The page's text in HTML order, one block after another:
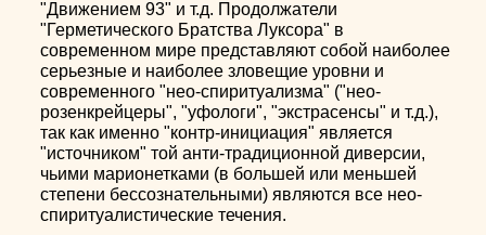
"Движением 93" и т.д. Продолжатели
"Герметического Братства Луксора" в
современном мире представляют собой наиболее
серьезные и наиболее зловещие уровни и
современного "нео-спиритуализма" ("нео-
розенкрейцеры", "уфологи", "экстрасенсы" и т.д.),
так как именно "контр-инициация" является
"источником" той анти-традиционной диверсии,
чьими марионетками (в большей или меньшей
степени бессознательными) являются все нео-
спиритуалистические течения.